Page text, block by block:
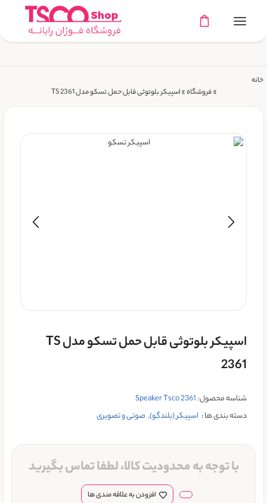
خانه
»فروشگاه»اسپیکر بلوتوثی قابل حمل تسکو مدل TS 2361
اسپیکر بلوتوثی قابل حمل تسکو مدل TS
2361
شناسه محصول: Speaker Tsco 2361
دسته بندی ها : اسپیکر (بلندگو),صوتی و تصویری
با توجه به محدودیت کالا، لطفا تماس بگیرید
افزودن به علاقه مندی ها